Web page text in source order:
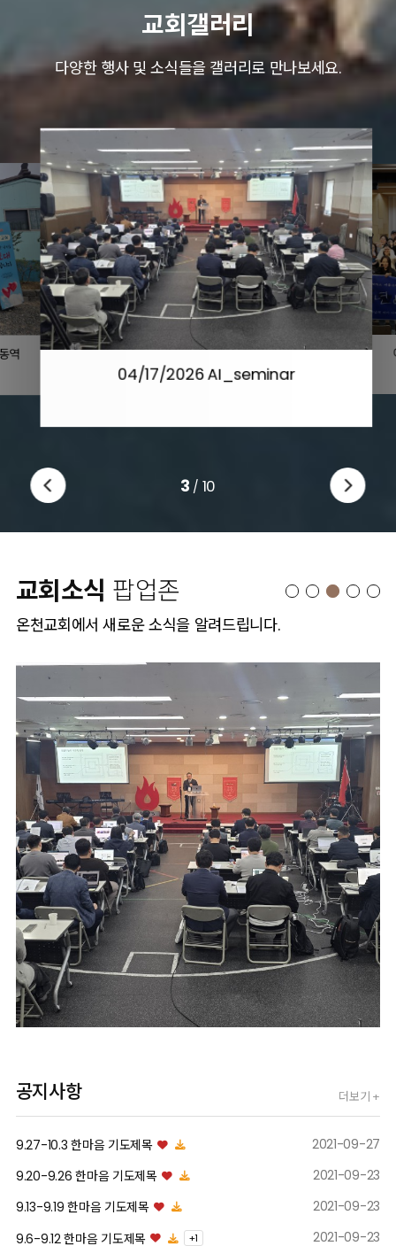
교회갤러리
다양한 행사 및 소식들을 갤러리로 만나보세요.
역
04/17/2026 AI_seminar
3 / 10
교회소식 팝업존
온천교회에서 새로운 소식을 알려드립니다.
04/17/2026
AI_seminar
자세히보기
공지사항 더보기 +
9.27-10.3 한마음 기도제목
2021-09-27
9.20-9.26 한마음 기도제목
2021-09-23
9.13-9.19 한마음 기도제목
2021-09-23
9.6-9.12 한마음 기도제목
+1 2021-09-23